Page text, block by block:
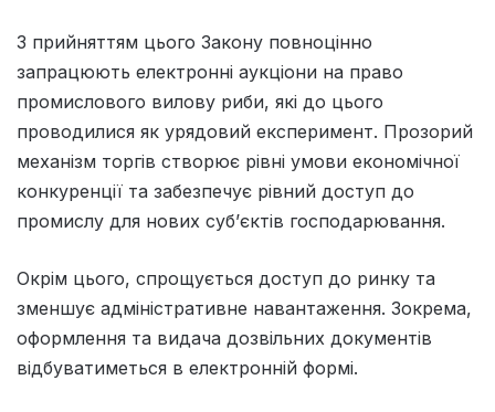
З прийняттям цього Закону повноцінно
запрацюють електронні аукціони на право
промислового вилову риби, які до цього
проводилися як урядовий експеримент. Прозорий
механізм торгів створює рівні умови економічної
конкуренції та забезпечує рівний доступ до
промислу для нових суб’єктів господарювання.
Окрім цього, спрощується доступ до ринку та
зменшує адміністративне навантаження. Зокрема,
оформлення та видача дозвільних документів
відбуватиметься в електронній формі.